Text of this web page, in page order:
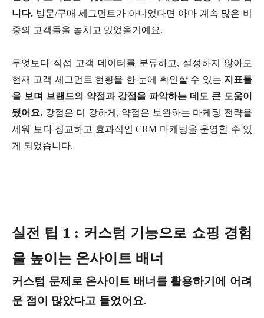
니다. 방문/구매 세그먼트가 아니었다면 아마 계속 많은 비
중의 고객들을 놓치고 있었을거예요.
무엇보다 직접 고객 데이터를 분류하고, 설정하지 않아도
현재 고객 세그먼트 현황을 한 눈에 확인할 수 있는 지표들
을 보며 브랜드의 약점과 강점을 파악하는 데도 큰 도움이
됐어요. 강점은 더 강하게, 약점은 보완하는 마케팅 전략을
세워 보다 정교하고 효과적인 CRM 마케팅을 운영할 수 있
게 되었습니다.
실전 팁 1 : 커스텀 기능으로 쇼핑 경험
을 높이는 온사이트 배너
커스텀 문제로 온사이트 배너를 활용하기에 어려
운 점이 많았다고 들었어요.